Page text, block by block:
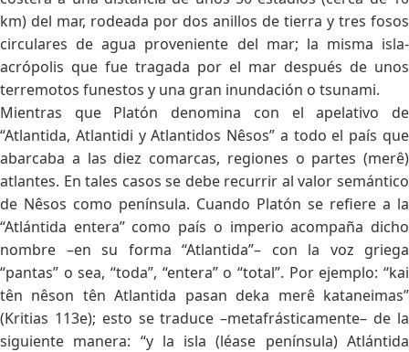
km) del mar, rodeada por dos anillos de tierra y tres fosos
circulares de agua proveniente del mar; la misma isla-
acrópolis que fue tragada por el mar después de unos
terremotos funestos y una gran inundación o tsunami.
Mientras que Platón denomina con el apelativo de
“Atlantida, Atlantidi y Atlantidos Nêsos” a todo el país que
abarcaba a las diez comarcas, regiones o partes (merê)
atlantes. En tales casos se debe recurrir al valor semántico
de Nêsos como península. Cuando Platón se refiere a la
“Atlántida entera” como país o imperio acompaña dicho
nombre –en su forma “Atlantida”– con la voz griega
“pantas” o sea, “toda”, “entera” o “total”. Por ejemplo: “kai
tên nêson tên Atlantida pasan deka merê kataneimas”
(Kritias 113e); esto se traduce –metafrásticamente– de la
siguiente manera: “y la isla (léase península) Atlántida